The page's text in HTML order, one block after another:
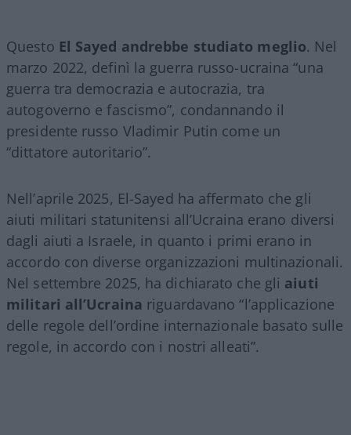
Questo El Sayed andrebbe studiato meglio. Nel
marzo 2022, definì la guerra russo-ucraina “una
guerra tra democrazia e autocrazia, tra
autogoverno e fascismo”, condannando il
presidente russo Vladimir Putin come un
“dittatore autoritario”.
Nell’aprile 2025, El-Sayed ha affermato che gli
aiuti militari statunitensi all’Ucraina erano diversi
dagli aiuti a Israele, in quanto i primi erano in
accordo con diverse organizzazioni multinazionali.
Nel settembre 2025, ha dichiarato che gli aiuti
militari all’Ucraina riguardavano “l’applicazione
delle regole dell’ordine internazionale basato sulle
regole, in accordo con i nostri alleati”.